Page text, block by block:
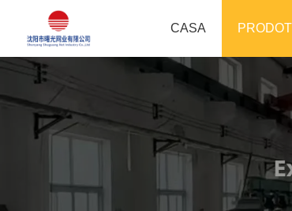
CASA